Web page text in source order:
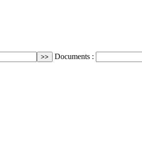
Documents :